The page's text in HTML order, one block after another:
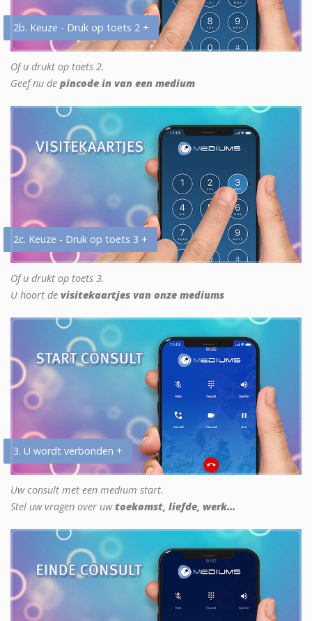
2b. Keuze - Druk op toets 2 +
Of u drukt op toets 2.
Geef nu de pincode in van een medium
2c. Keuze - Druk op toets 3 +
Of u drukt op toets 3.
U hoort de visitekaartjes van onze mediums
3. U wordt verbonden +
Uw consult met een medium start.
Stel uw vragen over uwtoekomst, liefde, werk...